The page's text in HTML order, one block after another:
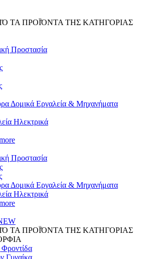
ΤΑ ΠΡΟΪΌΝΤΑ ΤΗΣ ΚΑΤΗΓΟΡΙΑΣ
Προστασία
Δομικά Εργαλεία & Μηχανήματα
Ηλεκτρικά
Προστασία
Δομικά Εργαλεία & Μηχανήματα
Ηλεκτρικά
ΤΑ ΠΡΟΪΌΝΤΑ ΤΗΣ ΚΑΤΗΓΟΡΙΑΣ
Γυναίκα